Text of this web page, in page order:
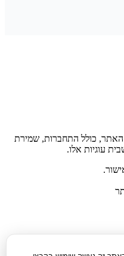
האתר, כולל התחברות, שמירת
עוגיות אלו.